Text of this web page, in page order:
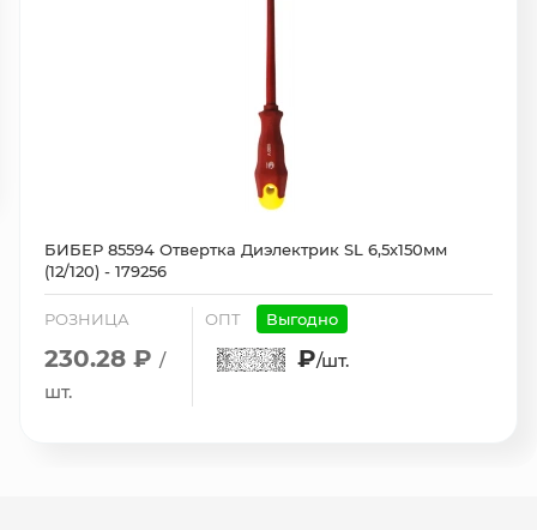
БИБЕР 85594 Отвертка Диэлектрик SL 6,5х150мм
(12/120) - 179256
РОЗНИЦА
230.28 ₽ /
шт.
ОПТ Выгодно
₽/шт.